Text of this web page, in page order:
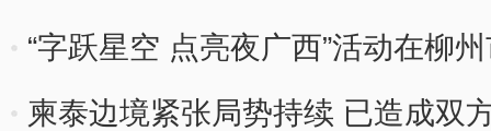
“字跃星空 点亮夜广西”活动在柳
柬泰边境紧张局势持续 已造成双